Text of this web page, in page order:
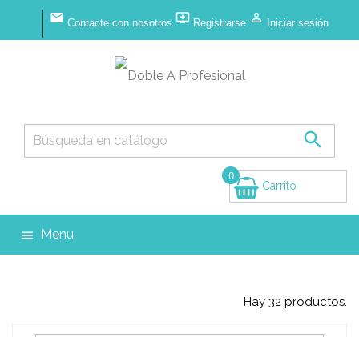
 Contacte con nosotros  Registrarse  Iniciar sesión

Carrito
0
 Menu
Hay 32 productos.